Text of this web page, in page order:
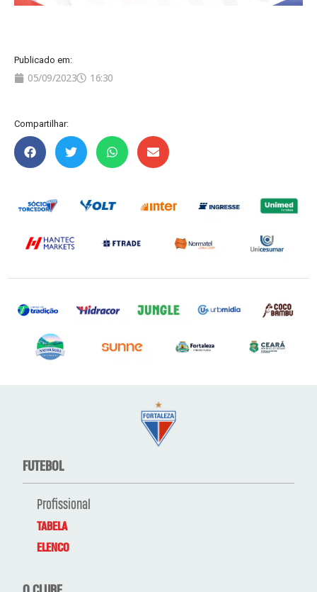
Publicado em:
05/09/2023 16:30
Compartilhar:
FUTEBOL
Profissional
TABELA
ELENCO